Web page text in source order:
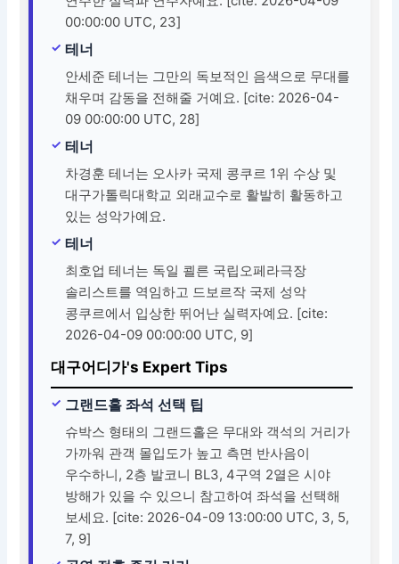
00:00:00 UTC, 23]
테너
안세준 테너는 그만의 독보적인 음색으로 무대를
채우며 감동을 전해줄 거예요. [cite: 2026-04-
09 00:00:00 UTC, 28]
테너
차경훈 테너는 오사카 국제 콩쿠르 1위 수상 및
대구가톨릭대학교 외래교수로 활발히 활동하고
있는 성악가예요.
테너
최호업 테너는 독일 쾰른 국립오페라극장
솔리스트를 역임하고 드보르작 국제 성악
콩쿠르에서 입상한 뛰어난 실력자예요. [cite:
2026-04-09 00:00:00 UTC, 9]
대구어디가's Expert Tips
그랜드홀 좌석 선택 팁
슈박스 형태의 그랜드홀은 무대와 객석의 거리가
가까워 관객 몰입도가 높고 측면 반사음이
우수하니, 2층 발코니 BL3, 4구역 2열은 시야
방해가 있을 수 있으니 참고하여 좌석을 선택해
보세요. [cite: 2026-04-09 13:00:00 UTC, 3, 5,
7, 9]